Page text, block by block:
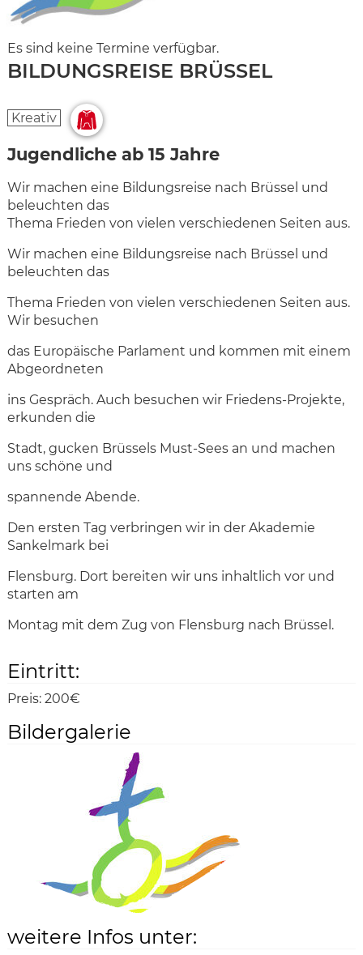
Es sind keine Termine verfügbar.
BILDUNGSREISE BRÜSSEL
Kreativ
Jugendliche ab 15 Jahre
Wir machen eine Bildungsreise nach Brüssel und
beleuchten das
Thema Frieden von vielen verschiedenen Seiten aus.
Wir machen eine Bildungsreise nach Brüssel und
beleuchten das
Thema Frieden von vielen verschiedenen Seiten aus.
Wir besuchen
das Europäische Parlament und kommen mit einem
Abgeordneten
ins Gespräch. Auch besuchen wir Friedens-Projekte,
erkunden die
Stadt, gucken Brüssels Must-Sees an und machen
uns schöne und
spannende Abende.
Den ersten Tag verbringen wir in der Akademie
Sankelmark bei
Flensburg. Dort bereiten wir uns inhaltlich vor und
starten am
Montag mit dem Zug von Flensburg nach Brüssel.
Eintritt:
Preis: 200€
Bildergalerie
weitere Infos unter: